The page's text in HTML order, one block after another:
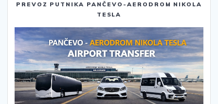
PREVOZ PUTNIKA PANČEVO-AERODROM NIKOLA
TESLA